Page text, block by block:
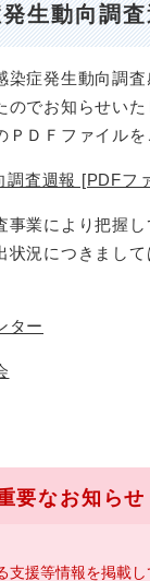
生動向調
症発生動向調査
のでお知らせい
ＤＦファイルを
調査週報 [PDFフ
業により把握し
状況につきまし
ター
要なお知らせ
支援等情報を掲載